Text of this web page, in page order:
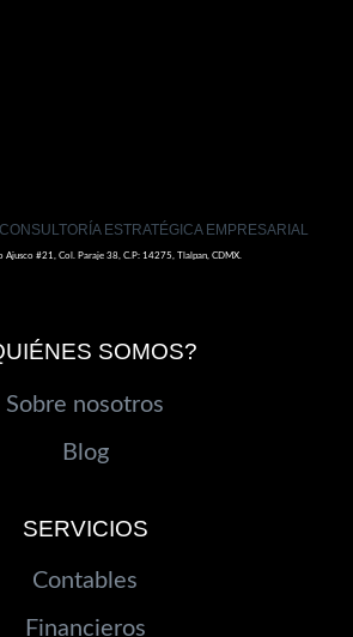
ESTRATÉGICA EMPRESARIAL
Ajusco #21, Col. Paraje 38, C.P: 14275, Tlalpan, CDMX.
SOMOS?
Sobre nosotros
Blog
SERVICIOS
Contables
Financieros